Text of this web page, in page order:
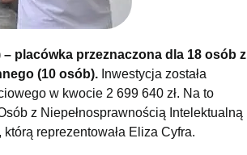
placówka przeznaczona dla 18 osób z
(10 osób). Inwestycja została
w kwocie 2 699 640 zł. Na to
z Niepełnosprawnością Intelektualną
reprezentowała Eliza Cyfra.